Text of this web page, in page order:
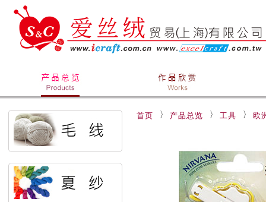
首页 产品总览 工具 欧